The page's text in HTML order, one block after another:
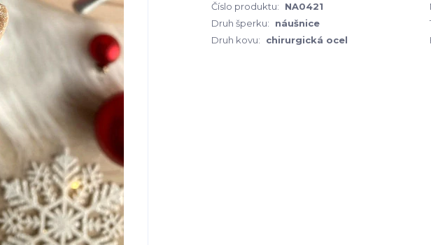
Číslo produktu: NA0421
Druh šperku:
náušnice
Druh kovu:
chirurgická ocel